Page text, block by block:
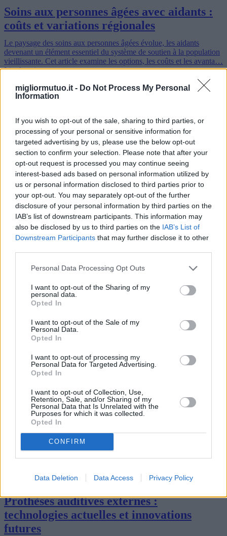
migliormutuo.it - Do Not Process My Personal
Information
If you wish to opt-out of the sale, sharing to third parties, or
processing of your personal or sensitive information for
targeted advertising by us, please use the below opt-out
section to confirm your selection. Please note that after your
opt-out request is processed you may continue seeing
interest-based ads based on personal information utilized by
us or personal information disclosed to third parties prior to
your opt-out. You may separately opt-out of the further
disclosure of your personal information by third parties on the
IAB’s list of downstream participants. This information may
also be disclosed by us to third parties on the IAB’s List of
Downstream Participants that may further disclose it to other
Personal Data Processing Opt Outs
I want to opt-out of the Sharing of my
personal data.
Opted In
I want to opt-out of the Sale of my
Personal Data.
Opted In
I want to opt-out of processing my
Personal Data for Targeted Advertising.
Opted In
I want to opt-out of Collection, Use,
Retention, Sale, and/or Sharing of my
Personal Data that Is Unrelated with the
Purposes for which it was collected.
Opted In
CONFIRM
Data Deletion Data Access Privacy Policy
Soins aux personnes âgées avec aidants :
coûts et variations régionales
Le paysage des soins aux personnes âgées évolue, les aidants
devenant un élément essentiel du système de soutien à la population
vieillissante. Cet article examine les options, les coûts et les avanta…
Lire la suite
Soins aux personnes âgées dans les
variations régionales
Choisir une maison de retraite médicalisée implique d'évaluer de
nombreux facteurs, notamment les options, les coûts et les
différences régionales. Cet article explore la complexité des soins
Lire la suite
Prothèses auditives externes :
technologies actuelles et innovations
futures